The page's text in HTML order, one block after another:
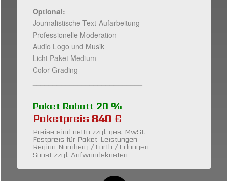
Optional:
Journalistische Text-Aufarbeitung
Professionelle Moderation
Audio Logo und Musik
Licht Paket Medium
Color Grading
Paket Rabatt 20 %
Paketpreis 840 €
Preise sind netto zzgl. ges. MwSt.
Festpreis für Paket-Leistungen
Region Nürnberg / Fürth / Erlangen
Sonst zzgl. Aufwandskosten